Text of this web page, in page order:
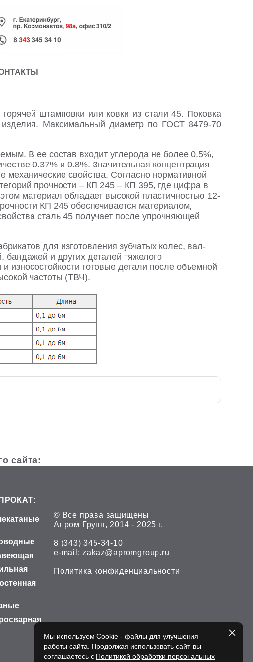
штамповки или ковки из стали 45. Поковка
Максимальный диаметр по ГОСТ 8479-70
В ее состав входит углерода не более 0.5%,
0.37% и 0.8%. Значительная концентрация
механические свойства. Согласно нормативной
прочности – КП 245 – КП 395, где цифра в
материал обладает высокой пластичностью 12-
КП 245 обеспечивается материалом,
сталь 45 получает после упрочняющей
для изготовления зубчатых колес, вал-
и других деталей тяжелого
износостойкости готовые детали после объемной
частоты (ТВЧ).
сайта:
© Все права защищены
Апром Групп, 2014 - 2025 г.
8 (343) 345-34-10
е-mail: zakaz@apromgroup.ru
Политика конфиденциальности
Мы используем Cookie - файлы для улучшения
работы сайта. Продолжая использовать сайт, вы
соглашаетесь с Политикой обработки персональных